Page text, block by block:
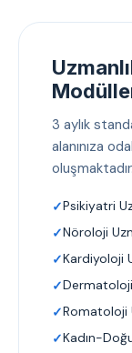
3 aylık
alanınıza
oluşmaktadır.
Psikiyatri
Nöroloji
Kardiyoloji
Romatoloji
Kadın-